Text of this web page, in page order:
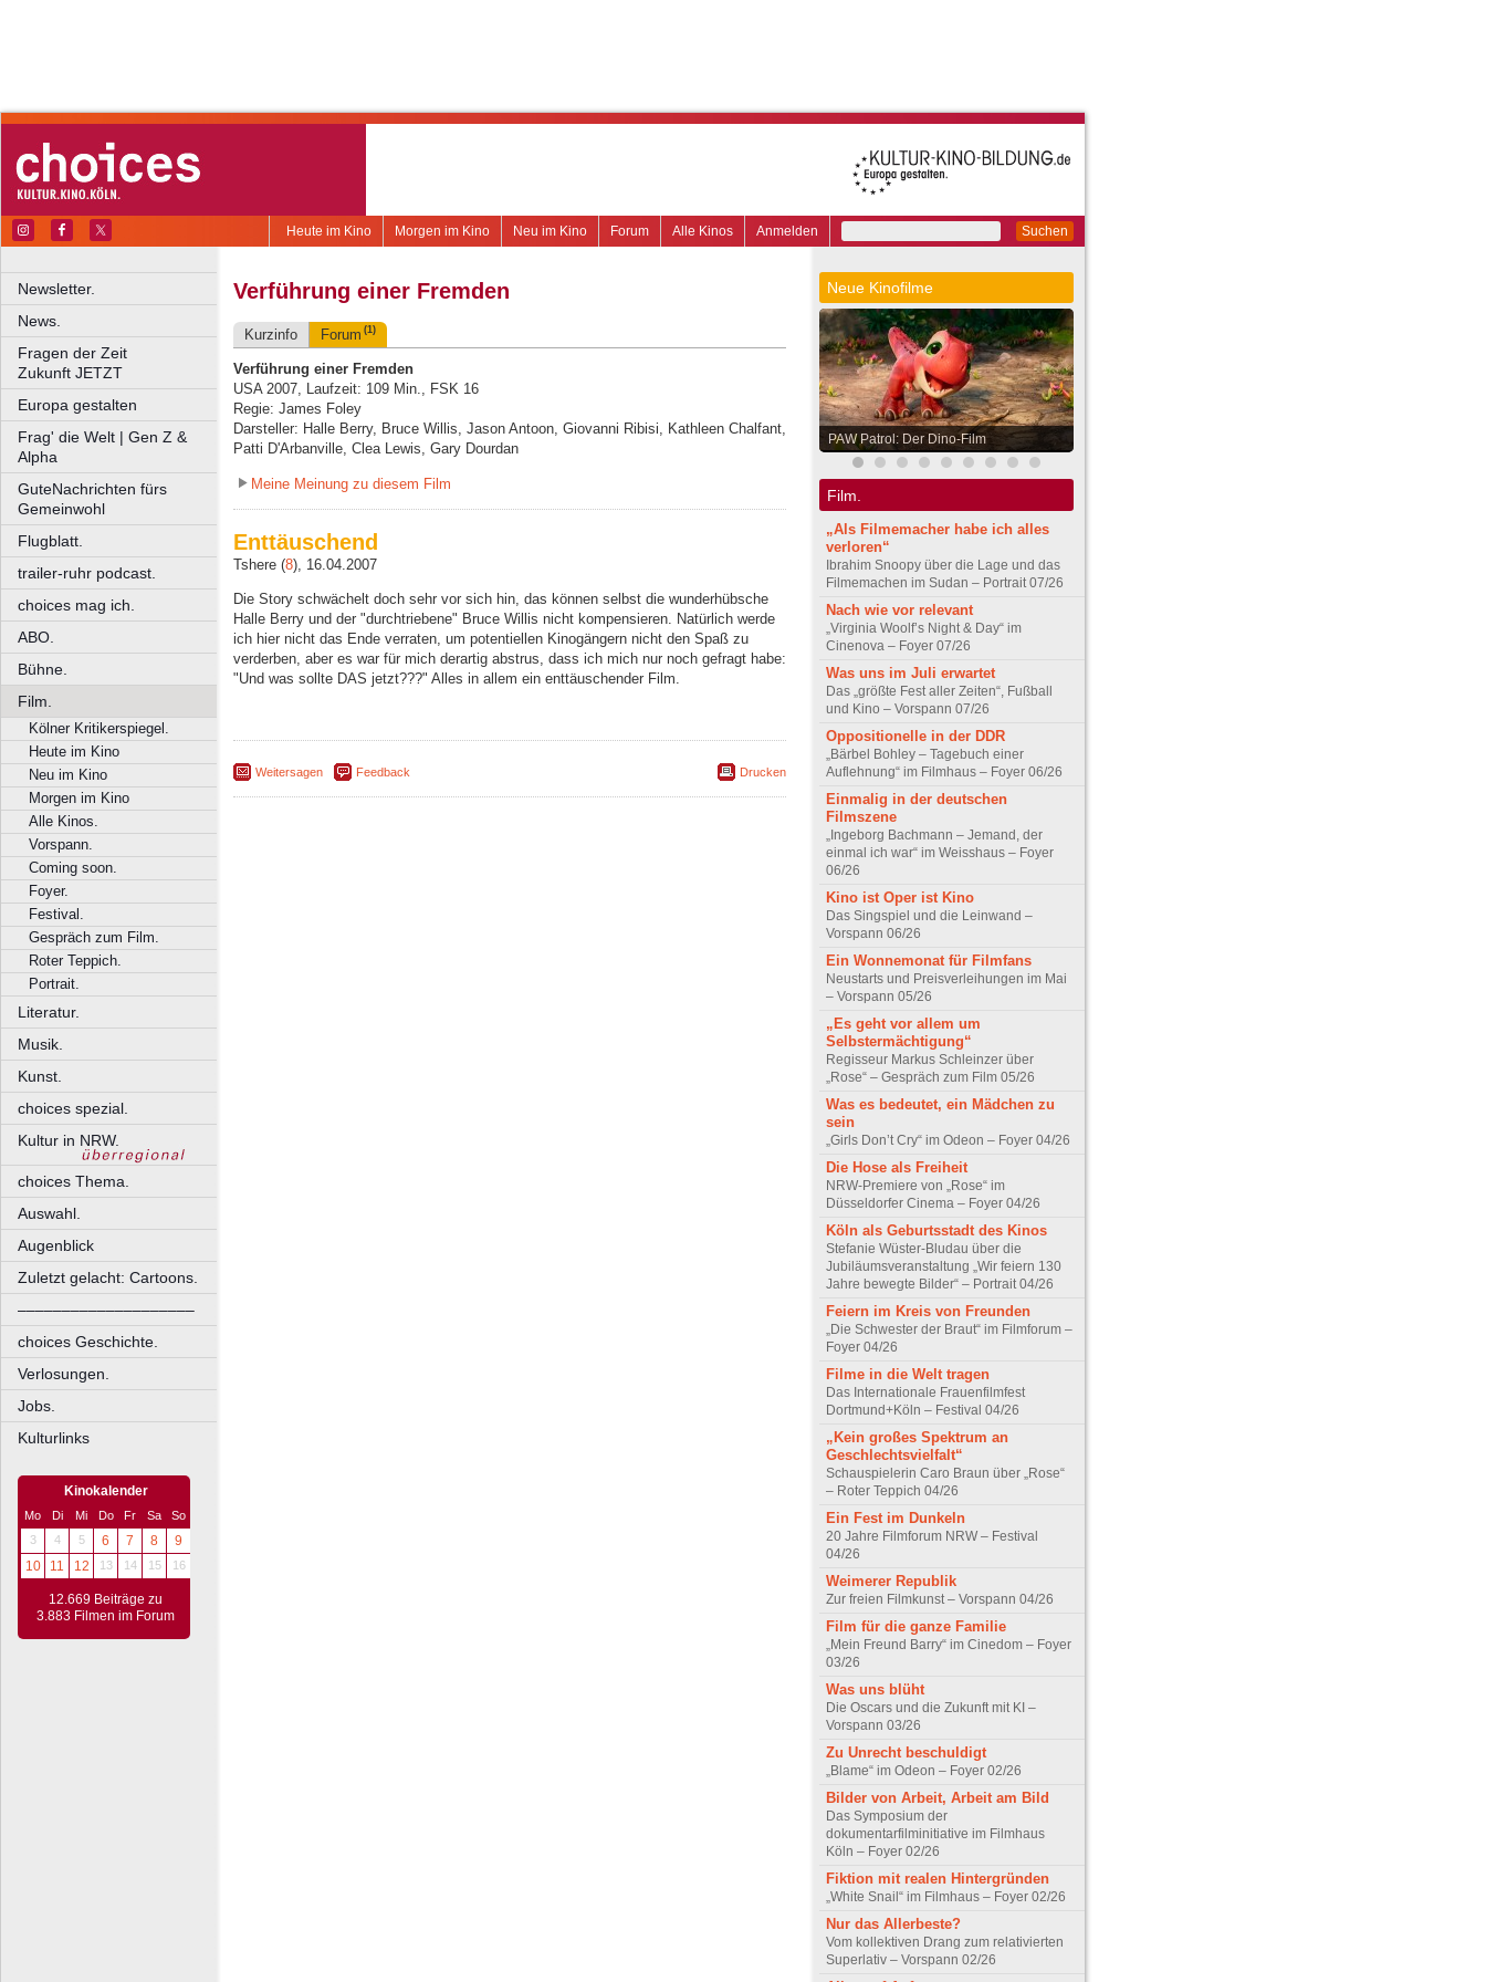
Suchen
Anmelden
Alle Kinos
Forum
Neu im Kino
Morgen im Kino
Heute im Kino
Newsletter.
News.
Fragen der Zeit
Zukunft JETZT
Europa gestalten
Frag' die Welt | Gen Z &
Alpha
GuteNachrichten fürs
Gemeinwohl
Flugblatt.
trailer-ruhr podcast.
choices mag ich.
ABO.
Bühne.
Film.
Kölner Kritikerspiegel.
Heute im Kino
Neu im Kino
Morgen im Kino
Alle Kinos.
Vorspann.
Coming soon.
Foyer.
Festival.
Gespräch zum Film.
Roter Teppich.
Portrait.
Literatur.
Musik.
Kunst.
choices spezial.
Kultur in NRW.
choices Thema.
Auswahl.
Augenblick
Zuletzt gelacht: Cartoons.
––––––––––––––––––––
choices Geschichte.
Verlosungen.
Jobs.
Kulturlinks
Kinokalender
Mo Di Mi Do Fr Sa
So
3
4 5 6 7 8
9
10
11 12 13 14 15 16
12.669 Beiträge zu
3.883 Filmen im Forum
Verführung einer Fremden
Kurzinfo Forum (1)
Verführung einer Fremden
USA 2007, Laufzeit: 109 Min., FSK 16
Regie: James Foley
Darsteller: Halle Berry, Bruce Willis, Jason Antoon, Giovanni Ribisi, Kathleen Chalfant,
Patti D'Arbanville, Clea Lewis, Gary Dourdan
Meine Meinung zu diesem Film
Enttäuschend
Tshere (8), 16.04.2007
Die Story schwächelt doch sehr vor sich hin, das können selbst die wunderhübsche
Halle Berry und der "durchtriebene" Bruce Willis nicht kompensieren. Natürlich werde
ich hier nicht das Ende verraten, um potentiellen Kinogängern nicht den Spaß zu
verderben, aber es war für mich derartig abstrus, dass ich mich nur noch gefragt habe:
"Und was sollte DAS jetzt???" Alles in allem ein enttäuschender Film.
Weitersagen Feedback Drucken
Neue Kinofilme
PAW Patrol: Der Dino-Film
Film.
„Als Filmemacher habe ich alles
verloren“
Ibrahim Snoopy über die Lage und das
Filmemachen im Sudan – Portrait 07/26
Nach wie vor relevant
„Virginia Woolf’s Night & Day“ im
Cinenova – Foyer 07/26
Was uns im Juli erwartet
Das „größte Fest aller Zeiten“, Fußball
und Kino – Vorspann 07/26
Oppositionelle in der DDR
„Bärbel Bohley – Tagebuch einer
Auflehnung“ im Filmhaus – Foyer 06/26
Einmalig in der deutschen
Filmszene
„Ingeborg Bachmann – Jemand, der
einmal ich war“ im Weisshaus – Foyer
06/26
Kino ist Oper ist Kino
Das Singspiel und die Leinwand –
Vorspann 06/26
Ein Wonnemonat für Filmfans
Neustarts und Preisverleihungen im Mai
– Vorspann 05/26
„Es geht vor allem um
Selbstermächtigung“
Regisseur Markus Schleinzer über
„Rose“ – Gespräch zum Film 05/26
Was es bedeutet, ein Mädchen zu
sein
„Girls Don’t Cry“ im Odeon – Foyer 04/26
Die Hose als Freiheit
NRW-Premiere von „Rose“ im
Düsseldorfer Cinema – Foyer 04/26
Köln als Geburtsstadt des Kinos
Stefanie Wüster-Bludau über die
Jubiläumsveranstaltung „Wir feiern 130
Jahre bewegte Bilder“ – Portrait 04/26
Feiern im Kreis von Freunden
„Die Schwester der Braut“ im Filmforum –
Foyer 04/26
Filme in die Welt tragen
Das Internationale Frauenfilmfest
Dortmund+Köln – Festival 04/26
„Kein großes Spektrum an
Geschlechtsvielfalt“
Schauspielerin Caro Braun über „Rose“
– Roter Teppich 04/26
Ein Fest im Dunkeln
20 Jahre Filmforum NRW – Festival
04/26
Weimerer Republik
Zur freien Filmkunst – Vorspann 04/26
Film für die ganze Familie
„Mein Freund Barry“ im Cinedom – Foyer
03/26
Was uns blüht
Die Oscars und die Zukunft mit KI –
Vorspann 03/26
Zu Unrecht beschuldigt
„Blame“ im Odeon – Foyer 02/26
Bilder von Arbeit, Arbeit am Bild
Das Symposium der
dokumentarfilminitiative im Filmhaus
Köln – Foyer 02/26
Fiktion mit realen Hintergründen
„White Snail“ im Filmhaus – Foyer 02/26
Nur das Allerbeste?
Vom kollektiven Drang zum relativierten
Superlativ – Vorspann 02/26